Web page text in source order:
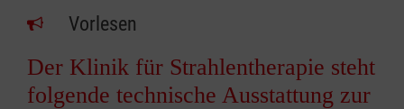
Vorlesen
Der Klinik für Strahlentherapie steht
folgende technische Ausstattung zur